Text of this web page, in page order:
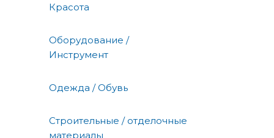
Красота
Оборудование /
Инструмент
Одежда / Обувь
Строительные / отделочные
материалы